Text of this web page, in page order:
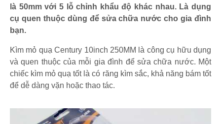
là 50mm với 5 lỗ chỉnh khẩu độ khác nhau. Là dụng
cụ quen thuộc dùng để sửa chữa nước cho gia đình
bạn.
Kìm mỏ quạ Century 10inch 250MM là công cụ hữu dụng
và quen thuộc của mỗi gia đình để sửa chữa nước. Một
chiếc kìm mỏ quạ tốt là có răng kìm sắc, khả năng bám tốt
để dễ dàng vặn hoặc thao tác.